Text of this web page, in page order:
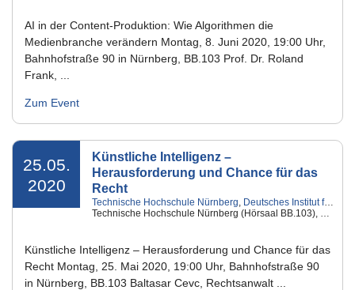
AI in der Content-Produktion: Wie Algorithmen die
Medienbranche verändern Montag, 8. Juni 2020, 19:00 Uhr,
Bahnhofstraße 90 in Nürnberg, BB.103 Prof. Dr. Roland
Frank, ...
Zum Event
25.05.
2020
Künstliche Intelligenz –
Herausforderung und Chance für das
Recht
Technische Hochschule Nürnberg, Deutsches Institut für Change-Prozesse und digitale Geschäftsmodelle
Technische Hochschule Nürnberg (Hörsaal BB.103), Nürnberg
Künstliche Intelligenz – Herausforderung und Chance für das
Recht Montag, 25. Mai 2020, 19:00 Uhr, Bahnhofstraße 90
in Nürnberg, BB.103 Baltasar Cevc, Rechtsanwalt ...